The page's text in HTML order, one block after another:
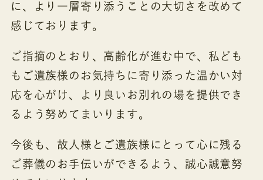
に、より一層寄り添うことの大切さを改めて
感じております。
ご指摘のとおり、高齢化が進む中で、私ども
もご遺族様のお気持ちに寄り添った温かい対
応を心がけ、より良いお別れの場を提供でき
るよう努めてまいります。
今後も、故人様とご遺族様にとって心に残る
ご葬儀のお手伝いができるよう、誠心誠意努